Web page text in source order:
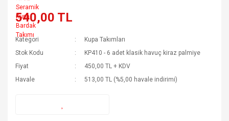
540,00 TL
Kategori
Kupa Takımları
Stok Kodu
KP410 - 6 adet klasik havuç kiraz palmiye
Fiyat
450,00 TL + KDV
Havale
513,00 TL (%5,00 havale indirimi)